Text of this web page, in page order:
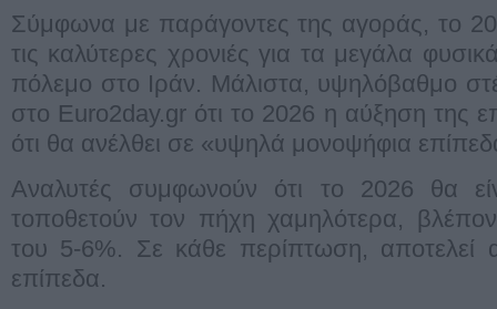
Σύμφωνα με παράγοντες της αγοράς, το
τις καλύτερες χρονιές για τα μεγάλα
πόλεμο στο Ιράν. Μάλιστα, υψηλόβαθμο
στο Euro2day.gr ότι το 2026 η αύξηση της
ότι θα ανέλθει σε «υψηλά μονοψήφια
Αναλυτές συμφωνούν ότι το 2026 θα
τοποθετούν τον πήχη χαμηλότερα,
του 5-6%. Σε κάθε περίπτωση, αποτελεί
επίπεδα.